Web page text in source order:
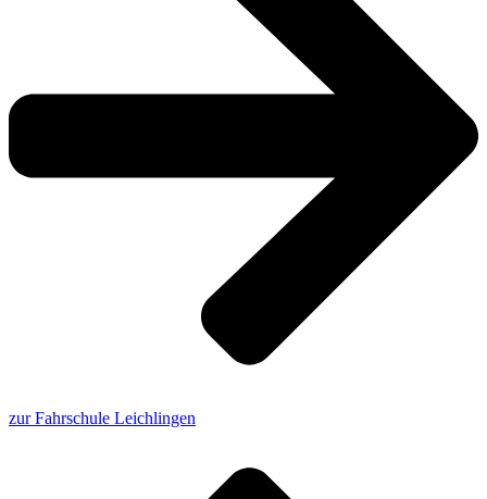
zur Fahrschule Leichlingen